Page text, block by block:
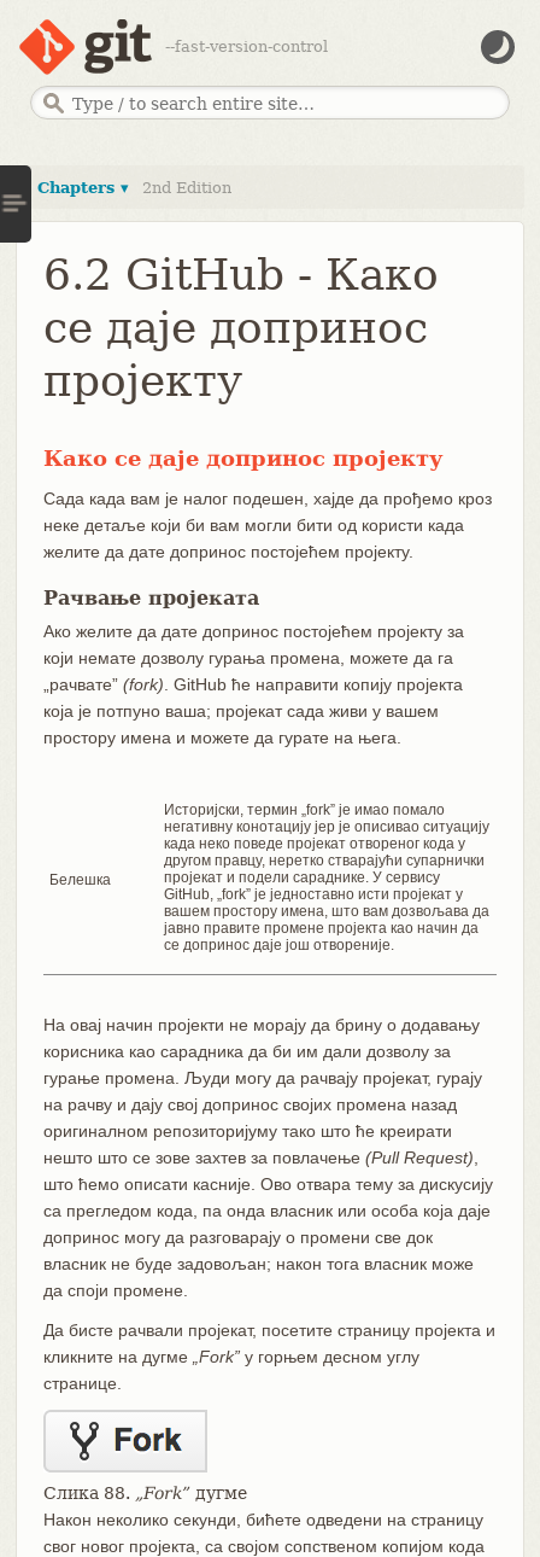
--fast-version-control
Chapters ▾ 2nd Edition
6.2 GitHub - Како
се даје допринос
пројекту
Како се даје допринос пројекту
Сада када вам је налог подешен, хајде да прођемо кроз
неке детаље који би вам могли бити од користи када
желите да дате допринос постојећем пројекту.
Рачвање пројеката
Ако желите да дате допринос постојећем пројекту за
који немате дозволу гурања промена, можете да га
„рачвате” (fork) . GitHub ће направити копију пројекта
која је потпуно ваша; пројекат сада живи у вашем
простору имена и можете да гурате на њега.
Белешка
Историјски, термин „fork” је имао помало
негативну конотацију јер је описивао ситуацију
када неко поведе пројекат отвореног кода у
другом правцу, неретко стварајући супарнички
пројекат и подели сараднике. У сервису
GitHub, „fork” је једноставно исти пројекат у
вашем простору имена, што вам дозвољава да
јавно правите промене пројекта као начин да
се допринос даје још отвореније.
На овај начин пројекти не морају да брину о додавању
корисника као сарадника да би им дали дозволу за
гурање промена. Људи могу да рачвају пројекат, гурају
на рачву и дају свој допринос својих промена назад
оригиналном репозиторијуму тако што ће креирати
нешто што се зове захтев за повлачење (Pull Request)
што ћемо описати касније. Ово отвара тему за дискусију
са прегледом кода, па онда власник или особа која даје
допринос могу да разговарају о промени све док
власник не буде задовољан; након тога власник може
да споји промене.
Да бисте рачвали пројекат, посетите страницу пројекта и
кликните на дугме „Fork”у горњем десном углу
странице.
Слика 88. „Fork”дугме
Након неколико секунди, бићете одведени на страницу
свог новог пројекта, са својом сопственом копијом кода